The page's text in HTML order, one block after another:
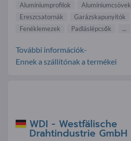
Alumíniumprofilok
Alumíniumcsövek
Ereszcsatornák
Garázskapunyitók
Fenéklemezek
Padláslépcsők ...
További információk-
Ennek a szállítónak a termékei
WDI - Westfälische
Drahtindustrie GmbH